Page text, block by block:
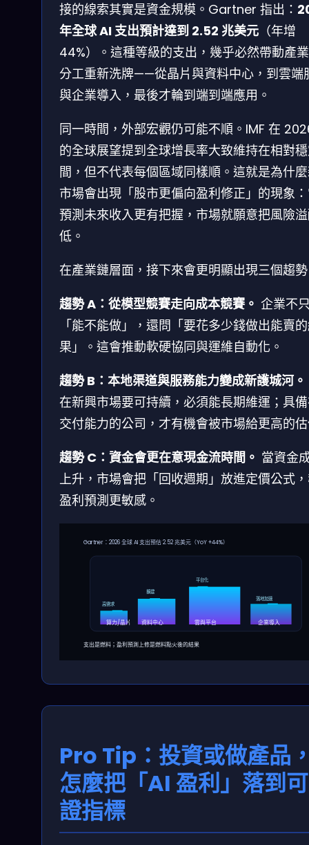
接的線索其實是資金規模。Gartner 指出：
年全球 AI 支出預計達到 2.52 兆美元 （年增
44%）。這種等級的支出，幾乎必然帶動產
分工重新洗牌——從晶片與資料中心，到雲端
與企業導入，最後才輪到端到端應用。
同一時間，外部宏觀仍可能不順。IMF 在
的全球展望提到全球增長率大致維持在相對
間，但不代表每個區域同樣順。這就是為什
市場會出現「股市更偏向盈利修正」的現象
預測未來收入更有把握，市場就願意把風險
低。
在產業鏈層面，接下來會更明顯出現三個趨
趨勢 A：從模型競賽走向成本競賽。 企業不
「能不能做」，還問「要花多少錢做出能賣
果」。這會推動軟硬協同與運維自動化。
趨勢 B：本地渠道與服務能力變成新護城河。
在新興市場要可持續，必須能長期維運；具
交付能力的公司，才有機會被市場給更高的
趨勢 C：資金會更在意現金流時間。 當資金
上升，市場會把「回收週期」放進定價公式
盈利預測更敏感。
Gartner：2026 全球 AI 支出預估 2.52 兆美元（YoY +44%）
算力/晶片 資料中心 雲與平台 企業導入
高需求
擴建
平台化
落地加速
支出是燃料；盈利預測上修是燃料點火後的結果
Pro Tip：投資或做產品
怎麼把「AI 盈利」落到
證指標